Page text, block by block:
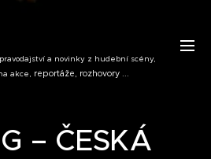
a novinky z hudební scény,
akce, reportáže, rozhovory ...
– ČESKÁ